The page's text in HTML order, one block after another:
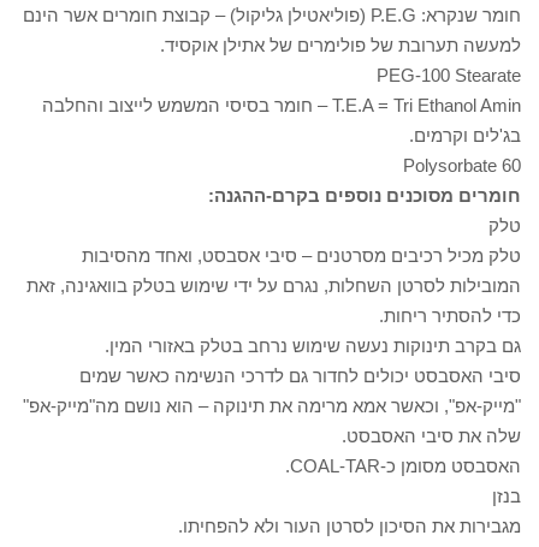
חומר שנקרא: P.E.G (פוליאטילן גליקול) – קבוצת חומרים אשר הינם
למעשה תערובת של פולימרים של אתילן אוקסיד.
PEG-100 Stearate
T.E.A = Tri Ethanol Amin – חומר בסיסי המשמש לייצוב והחלבה
בג'לים וקרמים.
Polysorbate 60
חומרים מסוכנים נוספים בקרם-ההגנה:
טלק
טלק מכיל רכיבים מסרטנים – סיבי אסבסט, ואחד מהסיבות
המובילות לסרטן השחלות, נגרם על ידי שימוש בטלק בוואגינה, זאת
כדי להסתיר ריחות.
גם בקרב תינוקות נעשה שימוש נרחב בטלק באזורי המין.
סיבי האסבסט יכולים לחדור גם לדרכי הנשימה כאשר שמים
"מייק-אפ", וכאשר אמא מרימה את תינוקה – הוא נושם מה"מייק-אפ"
שלה את סיבי האסבסט.
האסבסט מסומן כ-COAL-TAR.
בנזן
מגבירות את הסיכון לסרטן העור ולא להפחיתו.